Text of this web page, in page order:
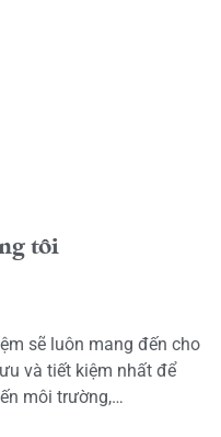
tôi
sẽ luôn mang đến cho
và tiết kiệm nhất để
môi trường,…